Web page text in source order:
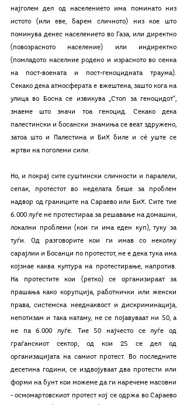
најголем дел од населението има поминато низ
истото (или еве, барем сличното) низ кое што
поминува денес населението во Газа, или директно
(повозрасното население) или индиректно
(помладото населние родено и израсното во сенка
на пост-воената и пост-геноцидната траума).
Секако дека атмосферата е вжештена, зашто кога на
улица во Босна се извикува „Стоп за геноцидот“,
знаеме што значи тоа геноцид. Секако дека
палестински и босански знамиња се веат здружено,
затоа што и Палестина и БиХ биле и сѐ уште се
жртви на поголеми сили.
Но, и покрај сите суштински сличности и паралели,
сепак, протестот во неделата беше за проблем
надвор од границите на Сараево или БиХ. Сите тие
6.000 луѓе не протестираа за решавање на домашни,
локални проблеми (кои ги има еден куп), туку за
туѓи. Од разговорите кои ги имав со неколку
сарајлии и Босанци по протестот, не е дека тука има
којзнае каква култура на протестирање, напротив.
На протестите кои (ретко) се организираат за
прашања како корупција, работнички или женски
права, системска нееднаквост и дискриминација,
непотизам и така натаму, не се појавуваат ни 50, а
не па 6.000 луѓе. Тие 50 најчесто се луѓе од
граѓанскиот сектор, од кои 25 се дел од
организацијата на самиот протест. Во последните
десетина години, се издвојуваат два протести или
форми на бунт кои можеме да ги наречеме масовни
- осмомартовскиот протест кој се одржа во Сараево